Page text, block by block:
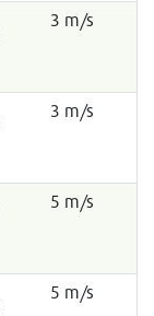
3 m/s
3 m/s
5 m/s
5 m/s